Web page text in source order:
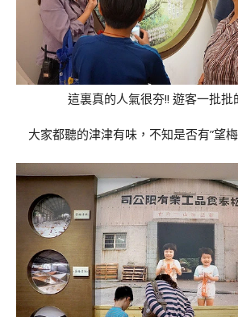
這裏真的人氣很夯!! 遊客一批批
大家都聽的津津有味，不知是否有”望